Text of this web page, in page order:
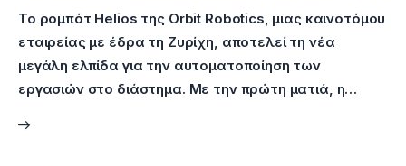
Το ρομπότ Helios της Orbit Robotics, μιας καινοτόμου
εταιρείας με έδρα τη Ζυρίχη, αποτελεί τη νέα
μεγάλη ελπίδα για την αυτοματοποίηση των
εργασιών στο διάστημα. Με την πρώτη ματιά, η…